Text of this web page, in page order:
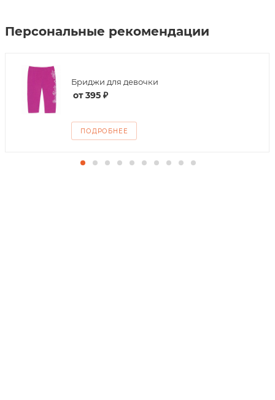
Персональные рекомендации
Бриджи для девочки
от395 ₽
ПОДРОБНЕЕ